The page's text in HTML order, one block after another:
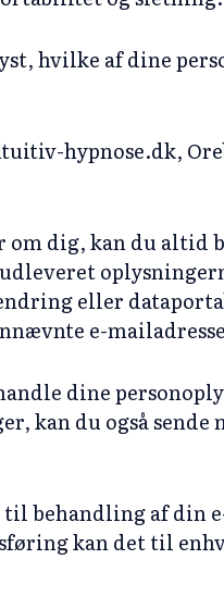
hvilke af dine
hypnose.dk,
dig, kan du altid
eller
e-
dine
kan du også
behandling af din
kan det til